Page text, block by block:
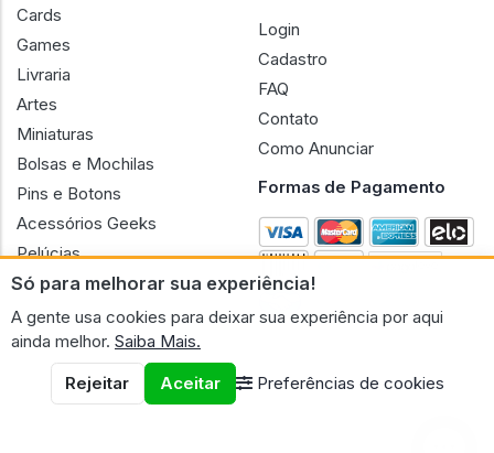
Só para melhorar sua experiência!
A gente usa cookies para deixar sua experiência por aqui
ainda melhor. Saiba Mais.
Rejeitar
Aceitar Preferências de cookies
Cards
Games
Livraria
Artes
Miniaturas
Bolsas e Mochilas
Pins e Botons
Acessórios Geeks
Pelúcias
Bonecas
Login
Cadastro
FAQ
Contato
Como Anunciar
Formas de Pagamento
CNPJ n.º 30.220.458/0001-17 - GERAL GEEK PORTAL ELETRONICO